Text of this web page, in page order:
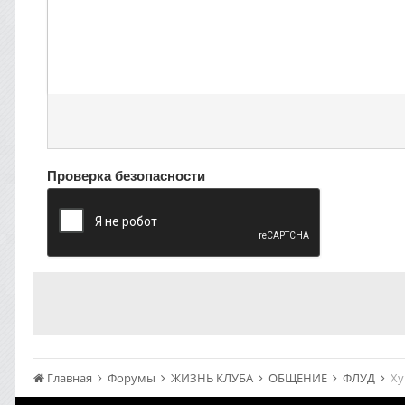
Проверка безопасности
Главная Форумы ЖИЗНЬ КЛУБА ОБЩЕНИЕ ФЛУД